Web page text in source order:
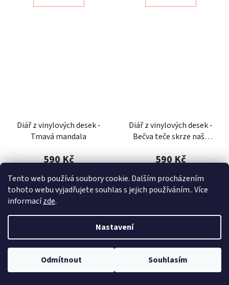
Tento web používá soubory cookie. Dalším procházením
tohoto webu vyjadřujete souhlas s jejich používáním.. Více
informacízde.
Nastavení
Odmítnout Souhlasím
Diář z vinylových desek -
Tmavá mandala
590 Kč
DETAIL
Diář z vinylových desek -
Bečva teče skrze naše
590 Kč
DETAIL